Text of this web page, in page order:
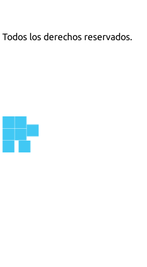
Todos los derechos reservados.